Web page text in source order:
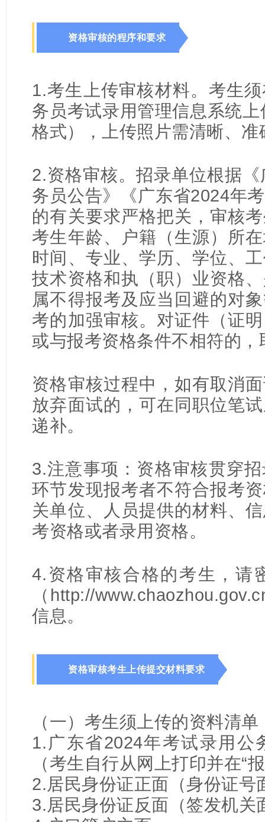
资格审核的程序和要求
1.考生上传审核材料。考生
务员考试录用管理信息系统
格式），上传照片需清晰、
2.资格审核。招录单位根据
务员公告》《广东省2024年
的有关要求严格把关，审核
考生年龄、户籍（生源）所
时间、专业、学历、学位、
技术资格和执（职）业资格
属不得报考及应当回避的对
考的加强审核。对证件（证
或与报考资格条件不相符的
资格审核过程中，如有取消
放弃面试的，可在同职位笔
递补。
3.注意事项：资格审核贯穿
环节发现报考者不符合报考
关单位、人员提供的材料、
考资格或者录用资格。
4.资格审核合格的考生，请
（http://
信息。
资格审核考生上传提交材料要求
（一）考生须上传的资料清单
1.广东省2024年考试录用公
（考生自行从网上打印并在“
2.居民身份证正面（身份证号
3.居民身份证反面（签发机关